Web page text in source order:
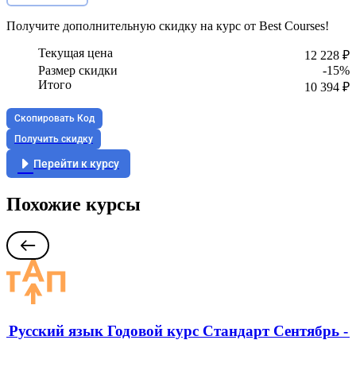
Получите дополнительную скидку на курс от Best Courses!
Текущая цена
12 228 ₽
Размер скидки
-15%
Итого
10 394 ₽
Скопировать Код
Получить скидку
Перейти к курсу
Похожие курсы
язык Годовой курс Стандарт Сентябрь -